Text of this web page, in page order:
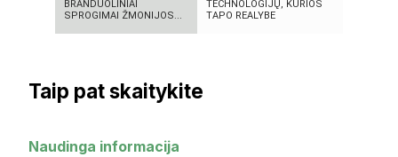
BRANDUOLINIAI
SPROGIMAI ŽMONIJOS...
TECHNOLOGIJŲ, KURIOS
TAPO REALYBE
Taip pat skaitykite
Naudinga informacija